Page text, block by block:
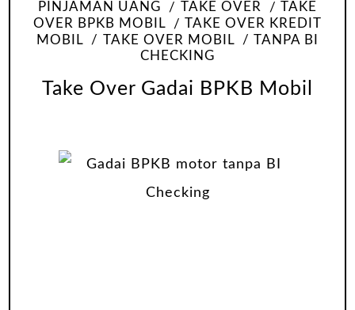
PINJAMAN UANG
TAKE OVER
TAKE
OVER BPKB MOBIL
TAKE OVER KREDIT
MOBIL
TAKE OVER MOBIL
TANPA BI
CHECKING
Take Over Gadai BPKB Mobil